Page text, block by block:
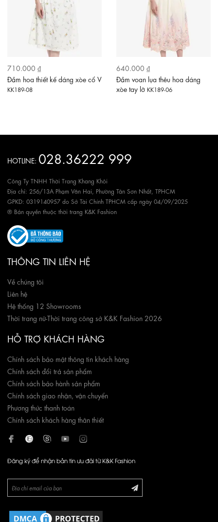
710.000 ₫
Đầm hoa thiết kế dáng xòe cổ V
KK189-08
640.000 ₫
Đầm voan lụa thêu hoa dáng
xòe tay lỡ KK189-06
HOTLINE: 028.36222 999
Công Ty TNHH Thời Trang Khang Khôi
Địa chỉ: 256/13A Phạm Văn Hai, Phường Tân Sơn Nhất, TPHCM
GPKD: 0319140957 do Sở Tài Chính TPHCM cấp ngày 04/09/2025
® Bản quyền thuộc thời trang K&K Fashion
THÔNG TIN LIÊN HỆ
Về chúng tôi
Liên hệ
Hệ thống 12 Showrooms
Thời trang nữ-Thời trang công sở K&K Fashion 2026
HỖ TRỢ KHÁCH HÀNG
Chính sách bảo mật thông tin khách hàng
Chính sách đổi trả sản phẩm
Chính sách bảo hành sản phẩm
Chính sách giao nhận, vận chuyển
Phương thức thanh toán
Chính sách khách hàng thân thiết
Đăng ký để nhận bản tin ưu đãi từ K&K Fashion